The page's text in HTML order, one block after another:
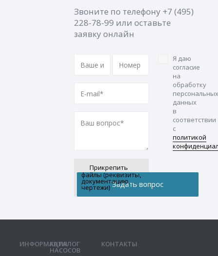
Звоните по телефону +7 (495)
228-78-99 или оставьте
заявку онлайн
Прикрепить
файлы (реквизиты,
документацию,
чертежи)
Я даю
согласие
на
обработку
персональных
данных
в
соответствии
с
политикой
КОНТАКТЫ
ИНФОРМАЦИЯ
КАТАЛОГ
НАСОСОВ